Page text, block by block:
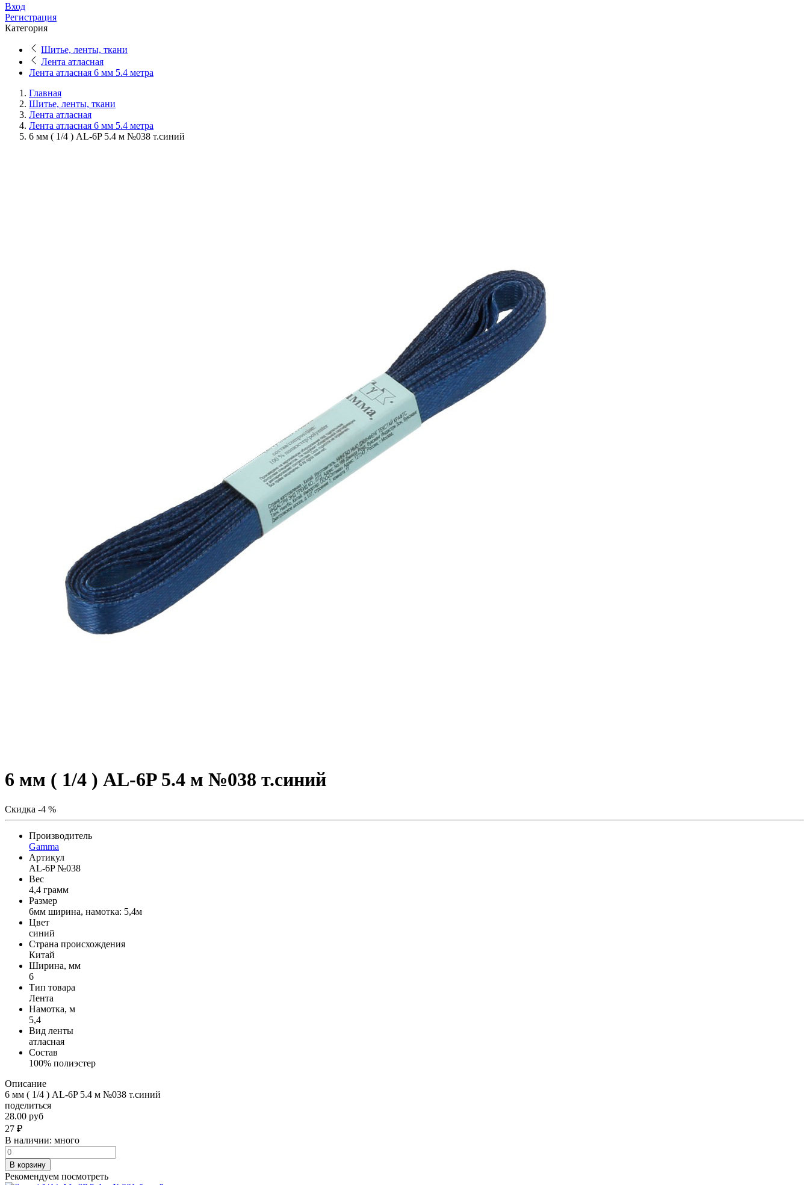
Вход
Регистрация
Категория
Шитье, ленты, ткани
Лента атласная
Лента атласная 6 мм 5.4 метра
Главная
Шитье, ленты, ткани
Лента атласная
Лента атласная 6 мм 5.4 метра
6 мм ( 1/4 ) AL-6P 5.4 м №038 т.синий
6 мм ( 1/4 ) AL-6P 5.4 м №038 т.синий
Скидка -4 %
Производитель
Gamma
Артикул
AL-6P №038
Вес
4,4 грамм
Размер
6мм ширина, намотка: 5,4м
Цвет
синий
Страна происхождения
Китай
Ширина, мм
6
Тип товара
Лента
Намотка, м
5,4
Вид ленты
атласная
Состав
100% полиэстер
Описание
6 мм ( 1/4 ) AL-6P 5.4 м №038 т.синий
поделиться
28.00 руб
27 ₽
В наличии: много
В корзину
Рекомендуем посмотреть